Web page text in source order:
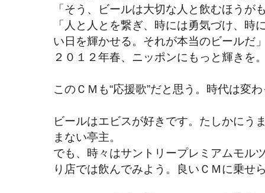
「そう、ビールは大切な人と飲むほうが
「人と人とを繋ぎ、時には勇気づけ、
い日を輝かせる。それが本当のビールだ
２０１２年春、ニッポンにもっと輝きを
このＣＭも“応援歌”だと思う。時代は変
ビールはエビスが好きです。たしかにう
まない亭主。
でも、時々はサントリープレミアムモル
り店では飲んでみよう。良いＣＭに乗せ